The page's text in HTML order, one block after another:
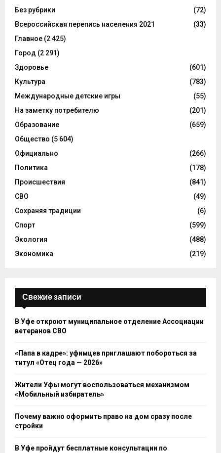
Без рубрики
(72)
Всероссийская перепись населения 2021
(33)
Главное (2 425)
Город (2 291)
Здоровье
(601)
Культура
(783)
Международные детские игры
(55)
На заметку потребителю
(201)
Образование
(659)
Общество (5 604)
Официально
(266)
Политика
(178)
Происшествия
(841)
СВО
(49)
Сохраняя традиции
(6)
Спорт
(599)
Экология
(488)
Экономика
(219)
Свежие записи
В Уфе откроют муниципальное отделение Ассоциации
ветеранов СВО
«Папа в кадре»: уфимцев приглашают побороться за
титул «Отец года — 2026»
Жители Уфы могут воспользоваться механизмом
«Мобильный избиратель»
Почему важно оформить право на дом сразу после
стройки
В Уфе пройдут бесплатные консультации по